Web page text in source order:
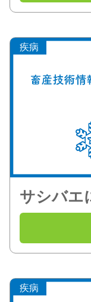
疾病
サシバエ
疾病